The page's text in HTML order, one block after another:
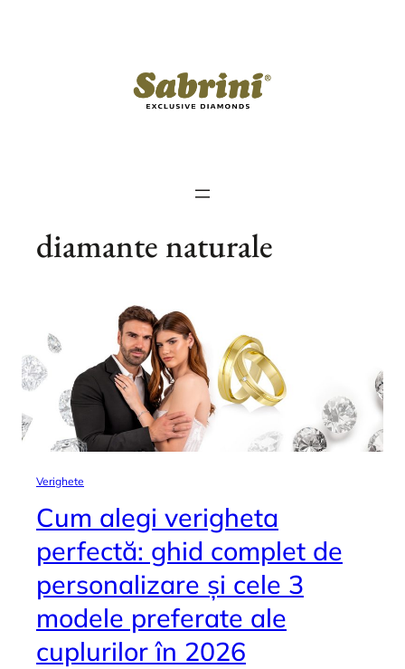
diamante naturale
Verighete
Cum alegi verigheta
perfectă: ghid complet de
personalizare și cele 3
modele preferate ale
cuplurilor în 2026